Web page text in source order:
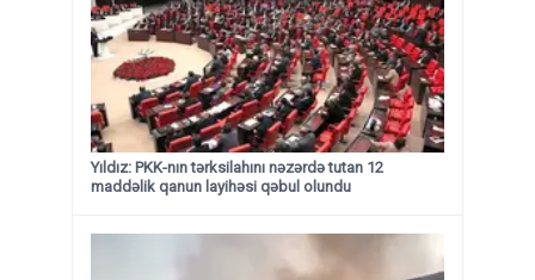
Yıldız: PKK-nın tərksilahını nəzərdə tutan 12
maddəlik qanun layihəsi qəbul olundu ​​​​​​​